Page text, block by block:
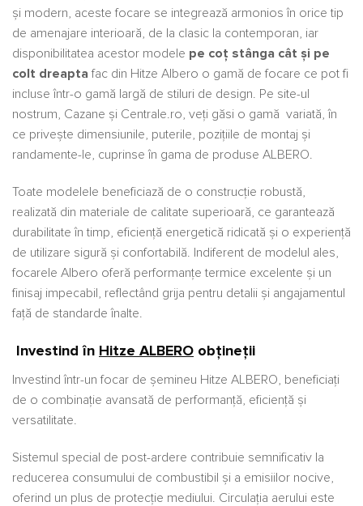
și modern, aceste focare se integrează armonios în orice tip
de amenajare interioară, de la clasic la contemporan, iar
disponibilitatea acestor modele pe coț stânga cât și pe
colt dreapta fac din Hitze Albero o gamă de focare ce pot fi
incluse într-o gamă largă de stiluri de design. Pe site-ul
nostrum, Cazane și Centrale.ro, veți găsi o gamă variată, în
ce privește dimensiunile, puterile, pozițiile de montaj și
randamente-le, cuprinse în gama de produse ALBERO.
Toate modelele beneficiază de o construcție robustă,
realizată din materiale de calitate superioară, ce garantează
durabilitate în timp, eficiență energetică ridicată și o experiență
de utilizare sigură și confortabilă. Indiferent de modelul ales,
focarele Albero oferă performanțe termice excelente și un
finisaj impecabil, reflectând grija pentru detalii și angajamentul
față de standarde înalte.
Investind în Hitze ALBERO obțineții
Investind într-un focar de șemineu Hitze ALBERO, beneficiați
de o combinație avansată de performanță, eficiență și
versatilitate.
Sistemul special de post-ardere contribuie semnificativ la
reducerea consumului de combustibil și a emisiilor nocive,
oferind un plus de protecție mediului. Circulația aerului este